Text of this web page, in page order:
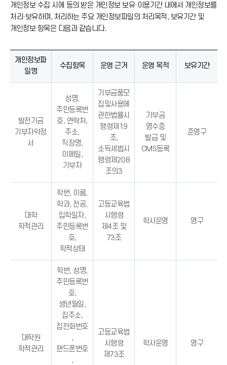
개인정보 수집 시에 동의 받은 개인정보 보유·이용기간 내에서 개인정보를
처리·보유하며, 처리하는 주요 개인정보파일의 처리목적, 보유기간 및
개인정보 항목은 다음과 같습니다.
개인정보파
일명
수집항목 운영 근거 운영 목적 보유기간
발전기금
기부자약정
서
성명,
주민등록번
호, 연락처,
주소,
직장명,
이메일,
기부자
기부금품모
집및사용에
관한법률시
행령제19
조,
소득세법시
행령제208
조의3
기부금
영수증
발급 및
CMS등록
준영구
대학
학적관리
학번, 이름,
학과, 전공,
입학일자,
주민등록번
호,
학적상태
고등교육법
시행령
제4조 및
73조
학사운영 영구
대학원
학적관리
학번, 성명,
주민등록번
호,
생년월일,
집주소,
집전화번호
,
핸드폰번호
,
고등교육법
시행령
제73조
학사운영 영구